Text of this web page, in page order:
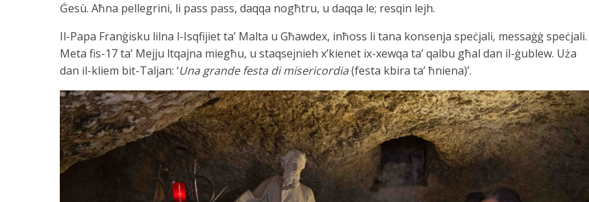
Ġesù. Aħna pellegrini, li pass pass, daqqa nogħtru, u daqqa le; resqin lejh.
Il-Papa Franġisku lilna l-Isqfijiet ta’ Malta u Għawdex, inħoss li tana konsenja speċjali, messaġġ speċjali.
Meta fis-17 ta’ Mejju ltqajna miegħu, u staqsejnieh x’kienet ix-xewqa ta’ qalbu għal dan il-ġublew. Uża
dan il-kliem bit-Taljan: ‘Una grande festa di misericordia(festa kbira ta’ ħniena)’.